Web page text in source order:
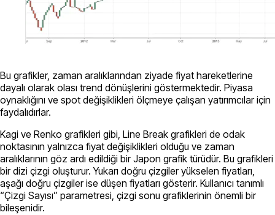
Bu grafikler, zaman aralıklarından ziyade fiyat hareketlerine
dayalı olarak olası trend dönüşlerini göstermektedir. Piyasa
oynaklığını ve spot değişiklikleri ölçmeye çalışan yatırımcılar için
faydalıdırlar.
Kagi ve Renko grafikleri gibi, Line Break grafikleri de odak
noktasının yalnızca fiyat değişiklikleri olduğu ve zaman
aralıklarının göz ardı edildiği bir Japon grafik türüdür. Bu grafikleri
bir dizi çizgi oluşturur. Yukarı doğru çizgiler yükselen fiyatları,
aşağı doğru çizgiler ise düşen fiyatları gösterir. Kullanıcı tanımlı
“Çizgi Sayısı” parametresi, çizgi sonu grafiklerinin önemli bir
bileşenidir.